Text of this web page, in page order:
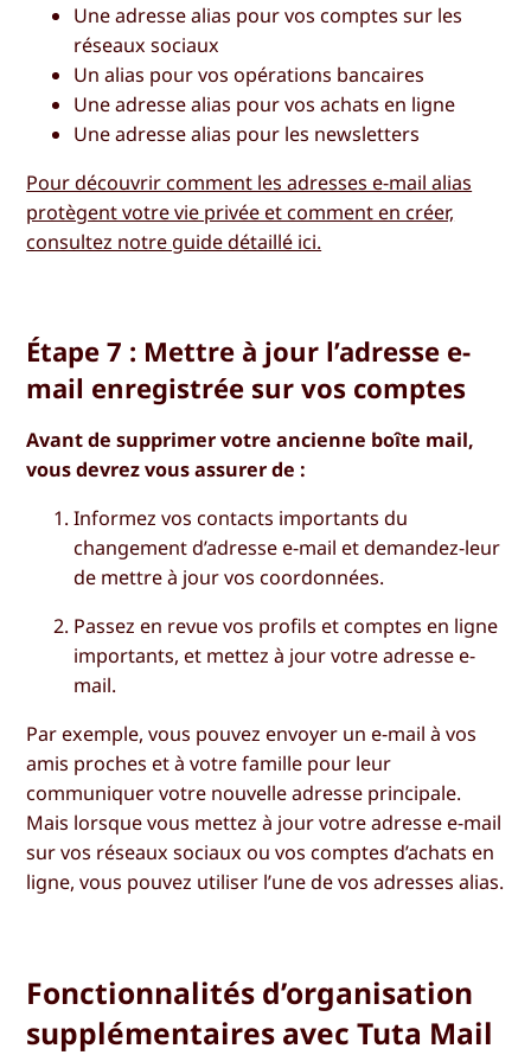
Une adresse alias pour vos comptes sur les
réseaux sociaux
Un alias pour vos opérations bancaires
Une adresse alias pour vos achats en ligne
Une adresse alias pour les newsletters
Pour découvrir comment les adresses e-mail alias
protègent votre vie privée et comment en créer,
consultez notre guide détaillé ici.
Étape 7 : Mettre à jour l’adresse e-
mail enregistrée sur vos comptes
Avant de supprimer votre ancienne boîte mail,
vous devrez vous assurer de :
Informez vos contacts importants du
changement d’adresse e-mail et demandez-leur
de mettre à jour vos coordonnées.
Passez en revue vos profils et comptes en ligne
importants, et mettez à jour votre adresse e-
mail.
Par exemple, vous pouvez envoyer un e-mail à vos
amis proches et à votre famille pour leur
communiquer votre nouvelle adresse principale.
Mais lorsque vous mettez à jour votre adresse e-mail
sur vos réseaux sociaux ou vos comptes d’achats en
ligne, vous pouvez utiliser l’une de vos adresses alias.
Fonctionnalités d’organisation
supplémentaires avec Tuta Mail